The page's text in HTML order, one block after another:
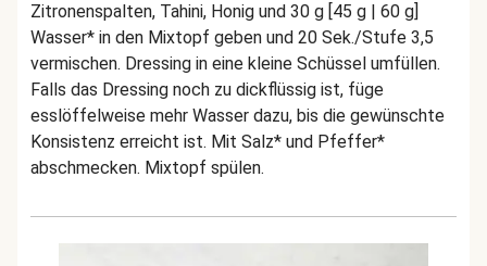
Zitronenspalten, Tahini, Honig und 30 g [45 g | 60 g]
Wasser* in den Mixtopf geben und 20 Sek./Stufe 3,5
vermischen. Dressing in eine kleine Schüssel umfüllen.
Falls das Dressing noch zu dickflüssig ist, füge
esslöffelweise mehr Wasser dazu, bis die gewünschte
Konsistenz erreicht ist. Mit Salz* und Pfeffer*
abschmecken. Mixtopf spülen.